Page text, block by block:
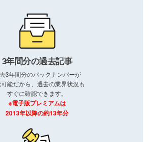
3年間分の過去記事
3年間分のバックナンバーが
能だから、過去の業界状況も
すぐに確認できます。
※電子版プレミアムは
2013年以降の約13年分